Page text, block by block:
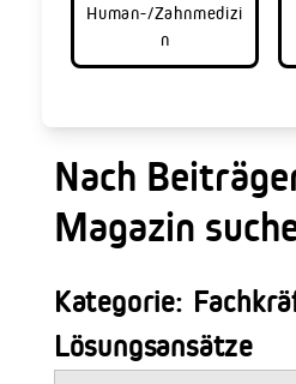
Human-/Zahnmedizi
n
Nach
Magazin
Kategorie:
Lösungsansätze